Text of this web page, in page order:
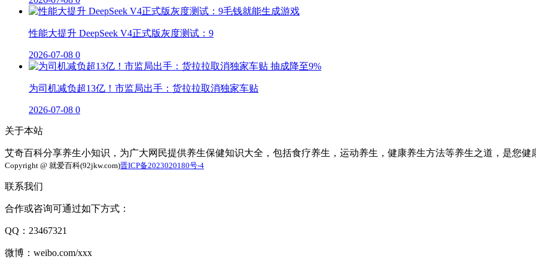
性能大提升 DeepSeek V4正式版灰度测试：9
2026-07-08 0
为司机减负超13亿！市监局出手：货拉拉取消独家车贴
2026-07-08 0
关于本站
艾奇百科分享养生小知识，为广大网民提供养生保健知识大全，包括食疗养生，运动养生，健康养生方法等养生之道，是您健
Copyright @ 就爱百科(92jkw.com)晋ICP备2023020180号-4
联系我们
合作或咨询可通过如下方式：
QQ：23467321
微博：weibo.com/xxx